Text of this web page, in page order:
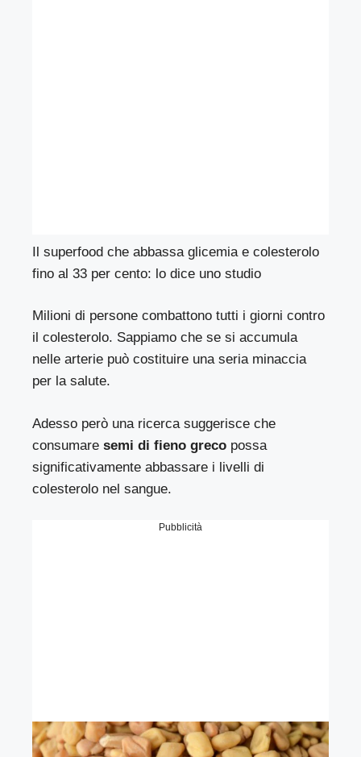
Il superfood che abbassa glicemia e colesterolo
fino al 33 per cento: lo dice uno studio
Milioni di persone combattono tutti i giorni contro
il colesterolo. Sappiamo che se si accumula
nelle arterie può costituire una seria minaccia
per la salute.
Adesso però una ricerca suggerisce che
consumaresemi di fieno greco possa
significativamente abbassare i livelli di
colesterolo nel sangue.
Pubblicità